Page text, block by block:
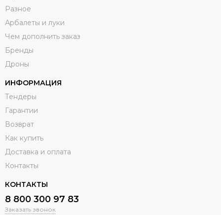
Разное
Арбалеты и луки
Чем дополнить заказ
Бренды
Дроны
ИНФОРМАЦИЯ
Тендеры
Гарантии
Возврат
Как купить
Доставка и оплата
Контакты
КОНТАКТЫ
8 800 300 97 83
Заказать звонок